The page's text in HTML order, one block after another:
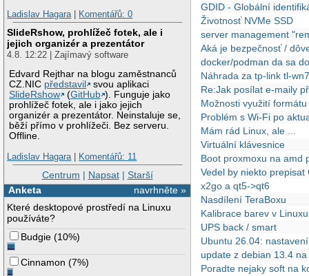
Ladislav Hagara| Komentářů: 0
SlideRshow, prohlížeč fotek, ale i
jejich organizér a prezentátor
4.8. 12:22 | Zajímavý software
Edvard Rejthar na blogu zaměstnanců
CZ.NIC představil
svou aplikaci
SlideRshow
(GitHub ). Funguje jako
prohlížeč fotek, ale i jako jejich
organizér a prezentátor. Neinstaluje se,
běží přímo v prohlížeči. Bez serveru.
Offline.
Ladislav Hagara| Komentářů: 11
Centrum | Napsat| Starší
navrhněte »
Anketa
Které desktopové prostředí na Linuxu
používáte?
Budgie (10%)
Cinnamon (7%)
GDID - Globální
Životnosť NVMe SSD
server management
Aká je bezpečnosť /
docker/podman da sa
Náhrada za tp-link tl-
Re:Jak posílat e-maily
Možnosti využití formátu
Problém s Wi-Fi po
Mám rád Linux, ale ...
Virtuální klávesnice
Boot proxmoxu na amd
Vedel by niekto
x2go a qt5->qt6
Nasdílení TeraBoxu
Kalibrace barev v
UPS back / smart
Ubuntu 26.04:
update z debian 13.4
Poradte nejaky soft na